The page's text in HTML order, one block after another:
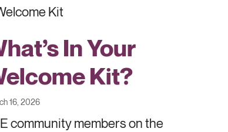
In Your
Kit?
16, 2026
community members on the